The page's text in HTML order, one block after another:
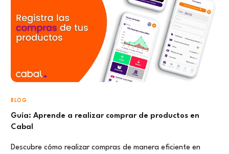
BLOG
Guía: Aprende a realizar comprar de productos en
Cabal
Descubre cómo realizar compras de manera eficiente en